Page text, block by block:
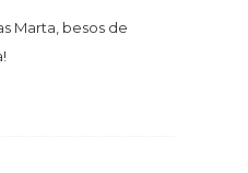
Marta, besos de